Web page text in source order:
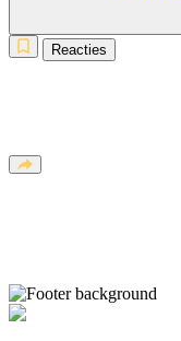
Reacties